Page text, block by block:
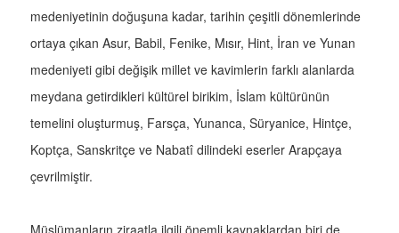
medeniyetinin doğuşuna kadar, tarihin çeşitli dönemlerinde
ortaya çıkan Asur, Babil, Fenike, Mısır, Hint, İran ve Yunan
medeniyeti gibi değişik millet ve kavimlerin farklı alanlarda
meydana getirdikleri kültürel birikim, İslam kültürünün
temelini oluşturmuş, Farsça, Yunanca, Süryanice, Hintçe,
Koptça, Sanskritçe ve Nabatî dilindeki eserler Arapçaya
çevrilmiştir.